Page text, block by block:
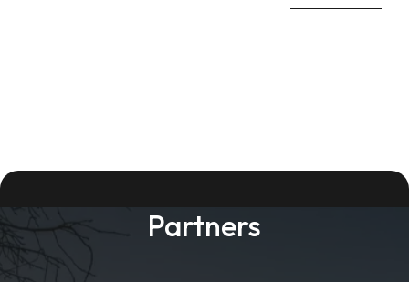
Partners